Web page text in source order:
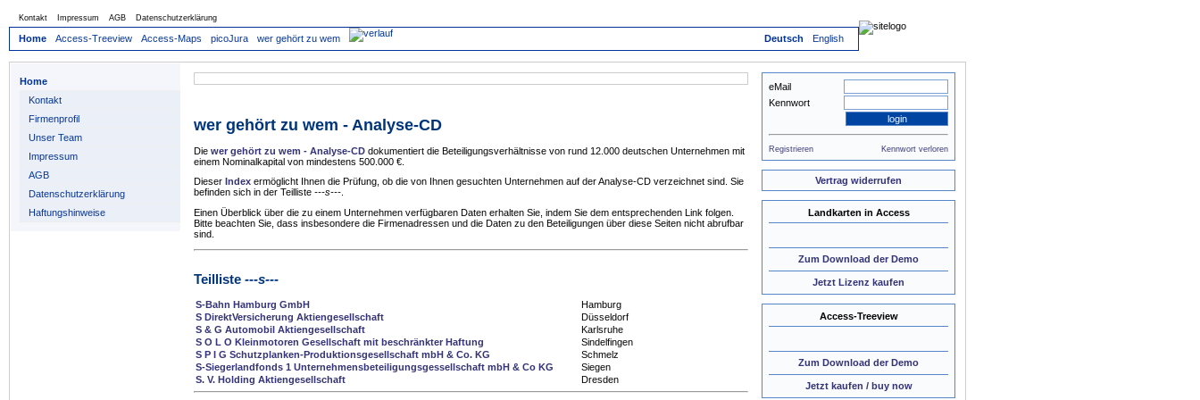
Kontakt Impressum AGB Datenschutzerklärung
Home Access-Treeview Access-Maps picoJura wer gehört zu wem Deutsch English
Home
Kontakt
Firmenprofil
Unser Team
Impressum
AGB
Datenschutzerklärung
Haftungshinweise
wer gehört zu wem - Analyse-CD
Die wer gehört zu wem - Analyse-CD dokumentiert die Beteiligungsverhältnisse von rund 12.000 deutschen Unternehmen mit
einem Nominalkapital von mindestens 500.000 €.
Dieser Index ermöglicht Ihnen die Prüfung, ob die von Ihnen gesuchten Unternehmen auf der Analyse-CD verzeichnet sind. Sie
befinden sich in der Teilliste ---s---.
Einen Überblick über die zu einem Unternehmen verfügbaren Daten erhalten Sie, indem Sie dem entsprechenden Link folgen.
Bitte beachten Sie, dass insbesondere die Firmenadressen und die Daten zu den Beteiligungen über diese Seiten nicht abrufbar
sind.
Teilliste ---s---
S-Bahn Hamburg GmbH
Hamburg
S DirektVersicherung Aktiengesellschaft
Düsseldorf
S & G Automobil Aktiengesellschaft
Karlsruhe
S O L O Kleinmotoren Gesellschaft mit beschränkter Haftung
Sindelfingen
S P I G Schutzplanken-Produktionsgesellschaft mbH & Co. KG
Schmelz
S-Siegerlandfonds 1 Unternehmensbeteiligungsgessellschaft mbH & Co KG
Siegen
S. V. Holding Aktiengesellschaft
Dresden
eMail
Kennwort
Registrieren Kennwort verloren
Vertrag widerrufen
Landkarten in Access
Zum Download der Demo
Jetzt Lizenz kaufen
Access-Treeview
Zum Download der Demo
Jetzt kaufen / buy now